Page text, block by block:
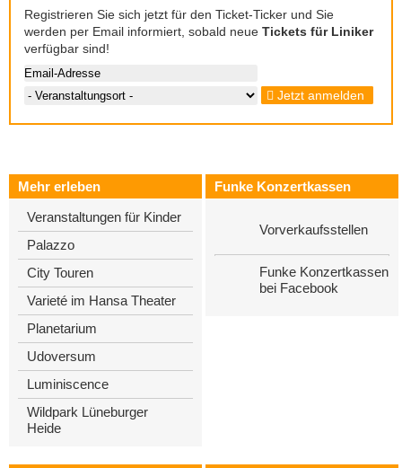
Registrieren Sie sich jetzt für den Ticket-Ticker und Sie
werden per Email informiert, sobald neue Tickets für Liniker
verfügbar sind!
Jetzt anmelden
Mehr erleben
Veranstaltungen für Kinder
Palazzo
City Touren
Varieté im Hansa Theater
Planetarium
Udoversum
Luminiscence
Wildpark Lüneburger
Heide
Funke Konzertkassen
Vorverkaufsstellen
Funke Konzertkassen
bei Facebook